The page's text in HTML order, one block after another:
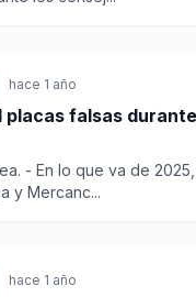
hace 1 año
placas falsas
- En lo que va de
y Mercanc...
hace 1 año